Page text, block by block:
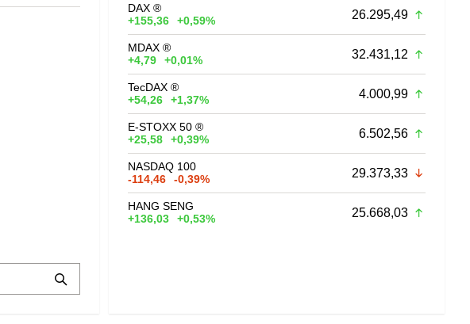
DAX ®
+155,36
+0,59% 26.295,49
MDAX ®
+4,79
+0,01% 32.431,12
TecDAX ®
+54,26
+1,37% 4.000,99
E-STOXX 50 ®
+25,58
+0,39% 6.502,56
NASDAQ 100
-114,46
-0,39% 29.373,33
HANG SENG
+136,03
+0,53% 25.668,03